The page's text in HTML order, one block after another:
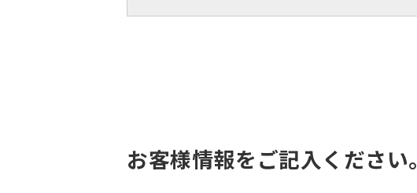
お客様情報をご記入ください。